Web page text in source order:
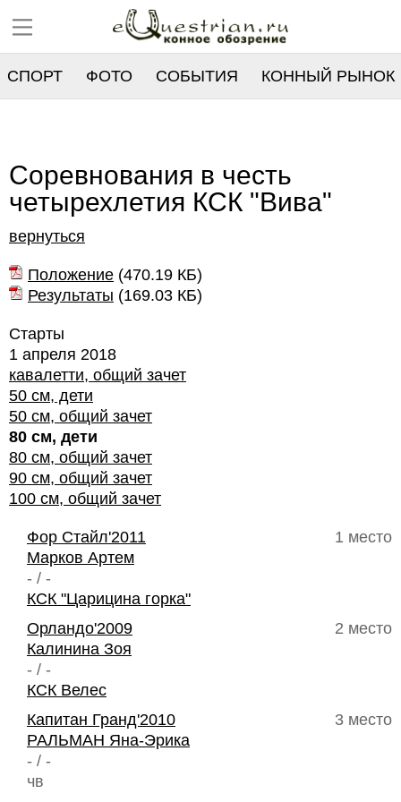
СПОРТ ФОТО СОБЫТИЯ КОННЫЙ РЫНОК
Соревнования в честь
четырехлетия КСК "Вива"
вернуться
Положение (470.19 КБ)
Результаты (169.03 КБ)
Старты
1 апреля 2018
кавалетти, общий зачет
50 см, дети
50 см, общий зачет
80 см, дети
80 см, общий зачет
90 см, общий зачет
100 см, общий зачет
1 место
Фор Стайл'2011
Марков Артем
- / -
КСК "Царицина горка"
2 место
Орландо'2009
Калинина Зоя
- / -
КСК Велес
3 место
Капитан Гранд'2010
РАЛЬМАН Яна-Эрика
- / -
чв